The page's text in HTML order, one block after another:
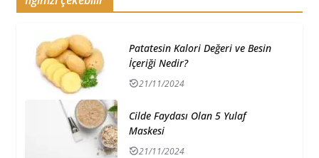
Patatesin Kalori Değeri ve Besin
İçeriği Nedir?
21/11/2024
Cilde Faydası Olan 5 Yulaf
Maskesi
21/11/2024